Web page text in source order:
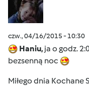
czw., 04/16/2015 - 10:30
Haniu, ja o godz.
bezsenną noc
Miłego dnia Kochane